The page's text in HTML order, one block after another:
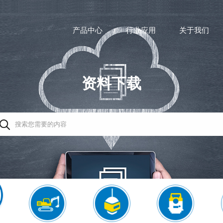
产品中心 行业应用 关于我们
资料下载